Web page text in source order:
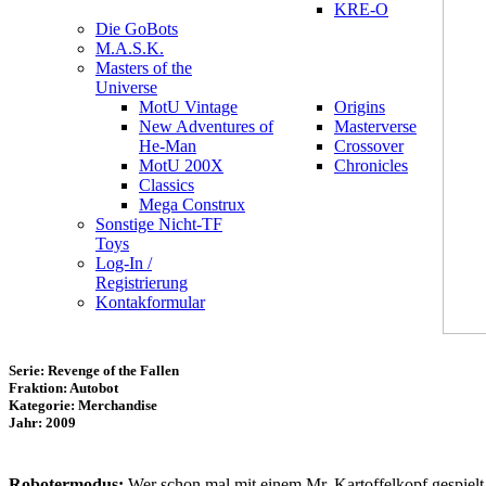
KRE-O
Die GoBots
M.A.S.K.
Masters of the
Universe
MotU Vintage
New Adventures of
He-Man
MotU 200X
Classics
Mega Construx
Origins
Masterverse
Crossover
Chronicles
Sonstige Nicht-TF
Toys
Log-In /
Registrierung
Kontakformular
Serie: Revenge of the Fallen
Fraktion: Autobot
Kategorie: Merchandise
Jahr: 2009